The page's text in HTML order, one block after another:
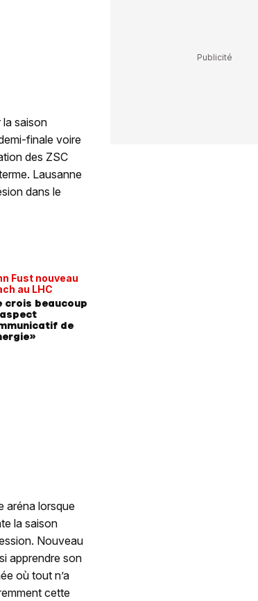
la saison
finale voire
des ZSC
Lausanne
dans le
Fust nouveau
au LHC
crois beaucoup
de
aréna lorsque
la saison
Nouveau
apprendre son
où tout n’a
cette